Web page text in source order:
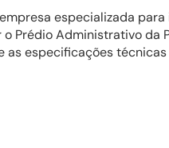
especializada
Prédio Administrativo da
as especificações